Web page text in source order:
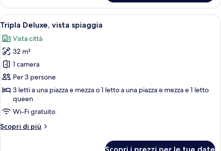
Deluxe,
vista
oceano
parziale
Apri
tutte
le
foto
per
Tripla
Deluxe,
vista
spiaggia
Una camera d'albergo con tre letti
15
Tripla Deluxe, vista spiaggia
Vista città
32 m²
1 camera
Per 3 persone
3 letti a una piazza e mezza o 1 letto a una piazza e mezza e 1 letto
queen
Wi-Fi gratuito
Scopri di più
Altri
Scopri i prezzi per le tue date